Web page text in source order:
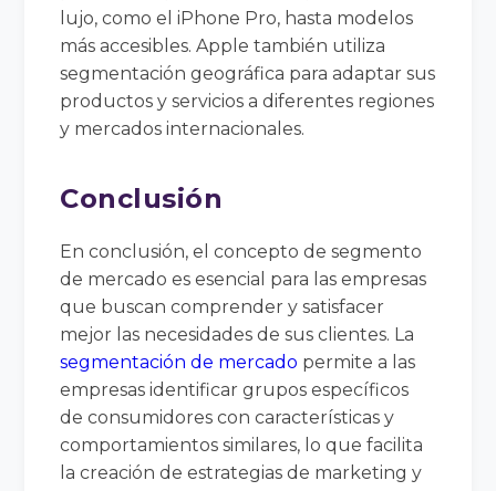
lujo, como el iPhone Pro, hasta modelos
más accesibles. Apple también utiliza
segmentación geográfica para adaptar sus
productos y servicios a diferentes regiones
y mercados internacionales.
Conclusión
En conclusión, el concepto de segmento
de mercado es esencial para las empresas
que buscan comprender y satisfacer
mejor las necesidades de sus clientes. La
segmentación de mercado permite a las
empresas identificar grupos específicos
de consumidores con características y
comportamientos similares, lo que facilita
la creación de estrategias de marketing y